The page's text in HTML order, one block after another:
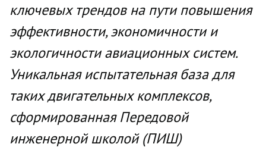
ключевых трендов на пути повышения
эффективности, экономичности и
экологичности авиационных систем.
Уникальная испытательная база для
таких двигательных комплексов,
сформированная Передовой
инженерной школой (ПИШ)